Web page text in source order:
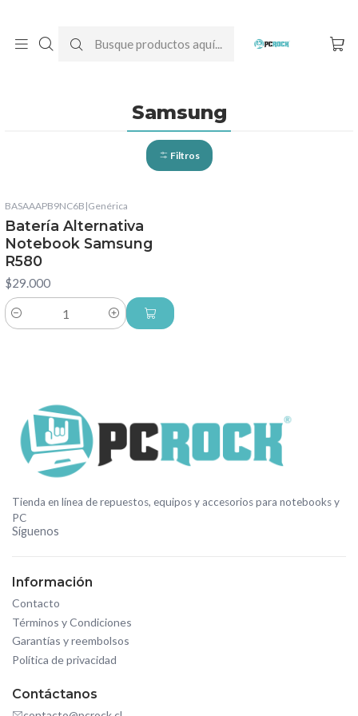
Samsung
Filtros
BASAAAPB9NC6B |Genérica
Batería Alternativa
Notebook Samsung
R580
$29.000
Cantidad
Tienda en línea de repuestos, equipos y accesorios para notebooks y
PC
Síguenos
Información
Contacto
Términos y Condiciones
Garantías y reembolsos
Política de privacidad
Contáctanos